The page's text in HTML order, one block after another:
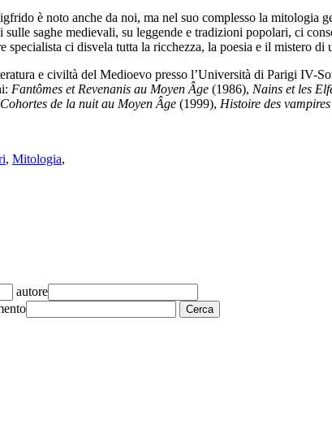
è noto anche da noi, ma nel suo complesso la mitologia
saghe medievali, su leggende e tradizioni popolari, ci
specialista ci disvela tutta la ricchezza, la poesia e il mistero
e civiltà del Medioevo presso l’Università di Parigi IV-
Fantômes et Revenanis au Moyen Âge (1986), Nains et les
de la nuit au Moyen Âge (1999), Histoire des vampires
, Mitologia,
autore